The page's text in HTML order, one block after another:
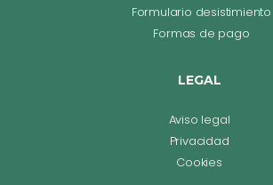
Formulario desistimiento
Formas de pago
LEGAL
Aviso legal
Privacidad
Cookies